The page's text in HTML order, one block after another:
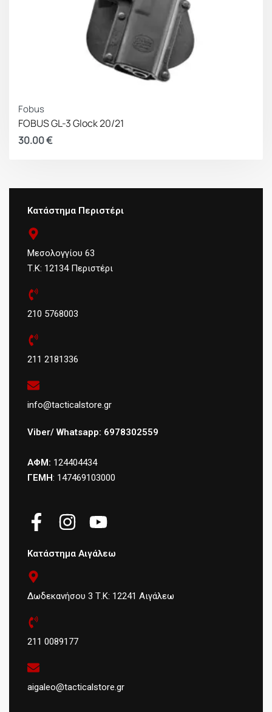
Fobus
FOBUS GL-3 Glock 20/21
30.00€
Κατάστημα Περιστέρι
Μεσολογγίου 63
Τ.Κ: 12134 Περιστέρι
210 5768003
211 2181336
info@tacticalstore.gr
Viber/ Whatsapp: 6978302559
ΑΦΜ: 124404434
ΓΕΜΗ: 147469103000
Κατάστημα Αιγάλεω
Δωδεκανήσου 3 Τ.Κ: 12241 Αιγάλεω
211 0089177
aigaleo@tacticalstore.gr